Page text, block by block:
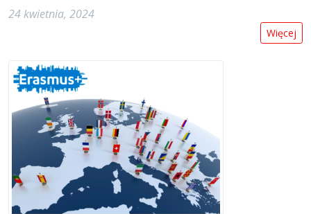
24 kwietnia, 2024
Więcej